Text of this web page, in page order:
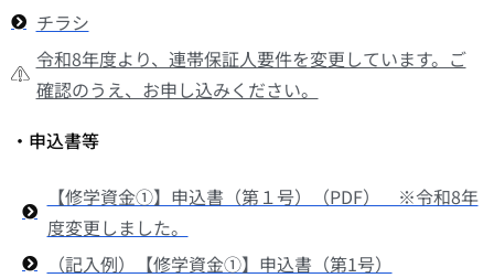
チラシ
令和8年度より、連帯保証人要件を変更しています。ご
確認のうえ、お申し込みください。
・申込書等
【修学資金①】申込書（第１号）（PDF） ※令和8年
度変更しました。
（記入例）【修学資金①】申込書（第1号）